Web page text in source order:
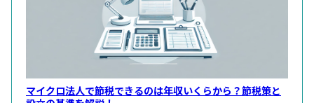
マイクロ法人で節税できるのは年収いくらから？節税策と